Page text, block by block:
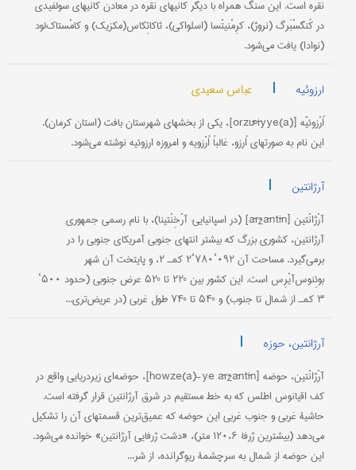
نقره است. این سنگ همراه با دیگر کانیهای نقره در معادن کانیهای سولفیدی
در کُنگسْبَرگ (نروژ)، کرِمْنیتْسا (اسلواکی)، ثاکاتِکاس(مکزیک) و کامْستاک‌لود
(نوادا) یافت می‌شود.
ارزوئیه | عباس سعیدی
اُرْزوئیّه [orzūºīyye(a)]، یکی از بخشهای شهرستان بافت (استان کرمان).
این نام به صورتهای اُرزو، غالباً اُرْزویه و امروزه ارزوئیه نوشته می‌شود.
آرژانتین |
آرْژانْتین [āržāntīn] (در اسپانیایی: آرْخِنْتینا)، با نام رسمی جمهوری
آرژانتین، کشوری بزرگ که بیشتر انتهای جنوبی آمریکای جنوبی را در
برمی‌گیرد. مساحت آن ۰۹۲‘۷۸۰‘۲ کم‍ـ ۲، و پایتخت آن شهر
بوئِنوس‌آیْرِس است. این کشور بین °۲۲ تا °۵۲ عرض جنوبی (حدود ۵۰۰‘
۳ کمـ‍ از شمال تا جنوب) و °۵۴ تا °۷۴ طول غربی (در عریض‌تری...
آرژانتین، حوزه |
آرْژانْتین، حوضه [howze(a)-ye āržāntīn]، حوضه‌ای زیردریایی واقع در
کف اقیانوس اطلس که به خط مستقیم در شرق آرژانتین قرار گرفته است.
حاشیۀ غربی و جنوب غربی این حوضه که عمیق‌ترین قسمتهای آن را تشکیل
می‌دهد (بیشترین ژرفا: ۱۲۰،۶ متر)، «دشت ژرفایی آرژانتین» خوانده می‌شود.
این حوضه از شمال به سرچشمۀ ریوگرانده، از شر...